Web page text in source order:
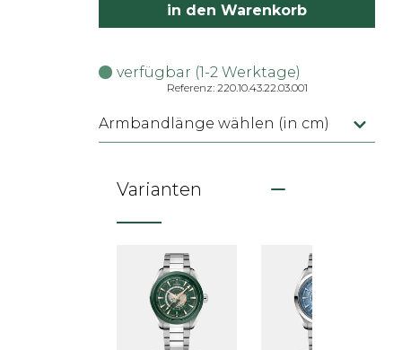
in den Warenkorb
verfügbar (1-2 Werktage)
Referenz: 220.10.43.22.03.001
Armbandlänge wählen (in cm)
Varianten